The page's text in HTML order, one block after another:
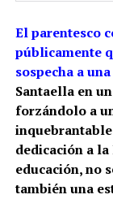
El parentesco
públicamente
sospecha a
Santaella en
forzándolo a
inquebrantable
dedicación a
educación, no
también una